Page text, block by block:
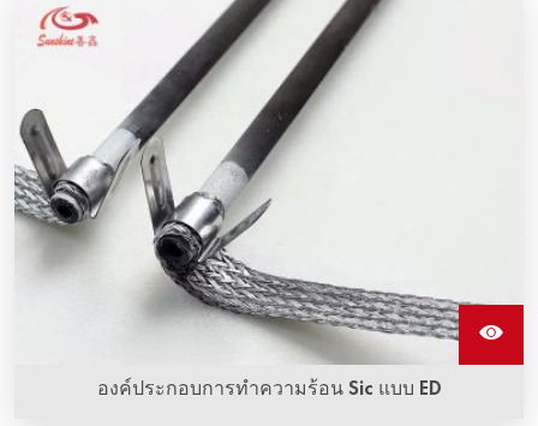
ประสานพิเศษความหนาแน่นสูง ฮีตเตอร์ SiC มีโซนร้อนที่มี
ความหนาแน่นสูง รูพรุนต่ํา ซิลิคอนคาร์ไบด์เชื่อมประสาน ซึ่ง
ทนการออกซิไดซ์ได้สูง
องค์ประกอบการทําความร้อน Sic แบบ ED